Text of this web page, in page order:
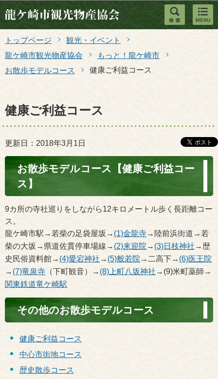
このページの本文へ移動
トップページ
観光・イベント
龍ケ崎市観光物産協会
もっと！龍ケ崎市
お散歩モデルコース
健康ご利益コース
健康ご利益コース
更新日：2018年3月1日
お散歩モデルコース【健康ご利益コー
ス】
9カ所の寺社巡りをしながら12キロメートル歩く長距離コー
ス。
龍ケ崎市駅→若柴の足袋屋坂→ (1)金龍寺→陸前浜街道→若
柴の大坂→県道佐貫停車場線→ (2)来迎院→ (3)日枝神社 →歴
史民俗資料館→ (4)愛宕神社 → (5)般若院→二高下→ (6)医王院
→ (7)竜泉寺 （下町観音）→ (8)上町八坂神社 →(9)米町薬師→
関東鉄道竜ケ崎駅
その他のお散歩モデルコース
健康ご利益コース
中心市街地コース
歴史散歩コース